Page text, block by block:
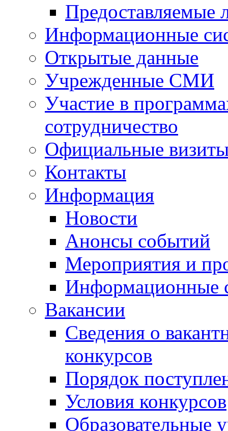
Предоставляемые
Информационные
Открытые данные
Учрежденные СМИ
Участие в
сотрудничество
Официальные
Контакты
Информация
Новости
Анонсы событий
Мероприятия и
Информационные
Вакансии
Сведения о
конкурсов
Порядок
Условия конкурсов
Образовательные